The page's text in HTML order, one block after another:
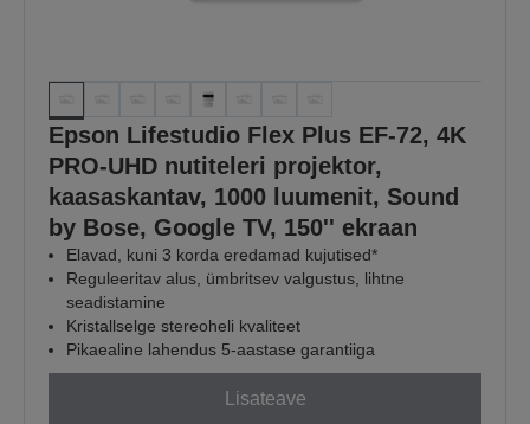
Epson Lifestudio Flex Plus EF-72, 4K
PRO-UHD nutiteleri projektor,
kaasaskantav, 1000 luumenit, Sound
by Bose, Google TV, 150'' ekraan
Elavad, kuni 3 korda eredamad kujutised*
Reguleeritav alus, ümbritsev valgustus, lihtne
seadistamine
Kristallselge stereoheli kvaliteet
Pikaealine lahendus 5-aastase garantiiga
Lisateave